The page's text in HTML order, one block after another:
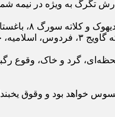
بارشی طی ۲۴ ساعت گذشته شاهد رگبار و رعد و برق و بارش
آیسک و بغداد ۶، عباس آباد میم و ازمیغان ۵، طاهرآباد، ده محمد، نوغاب حاجی آباد، بیهود، ده
گرد و خاک، وقوع
محسوس خواهد بود و وقوق